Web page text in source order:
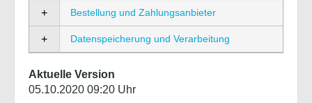
Bestellung und Zahlungsanbieter
Datenspeicherung und Verarbeitung
Aktuelle Version
05.10.2020 09:20 Uhr